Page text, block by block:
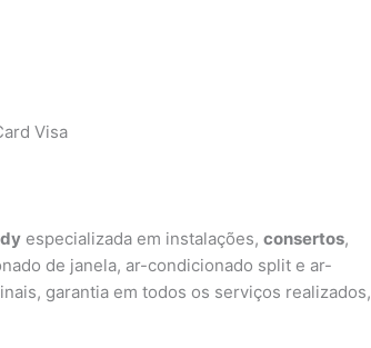
Visa
especializada em instalações,consertos,
de janela, ar-condicionado split e ar-
garantia em todos os serviços realizados,